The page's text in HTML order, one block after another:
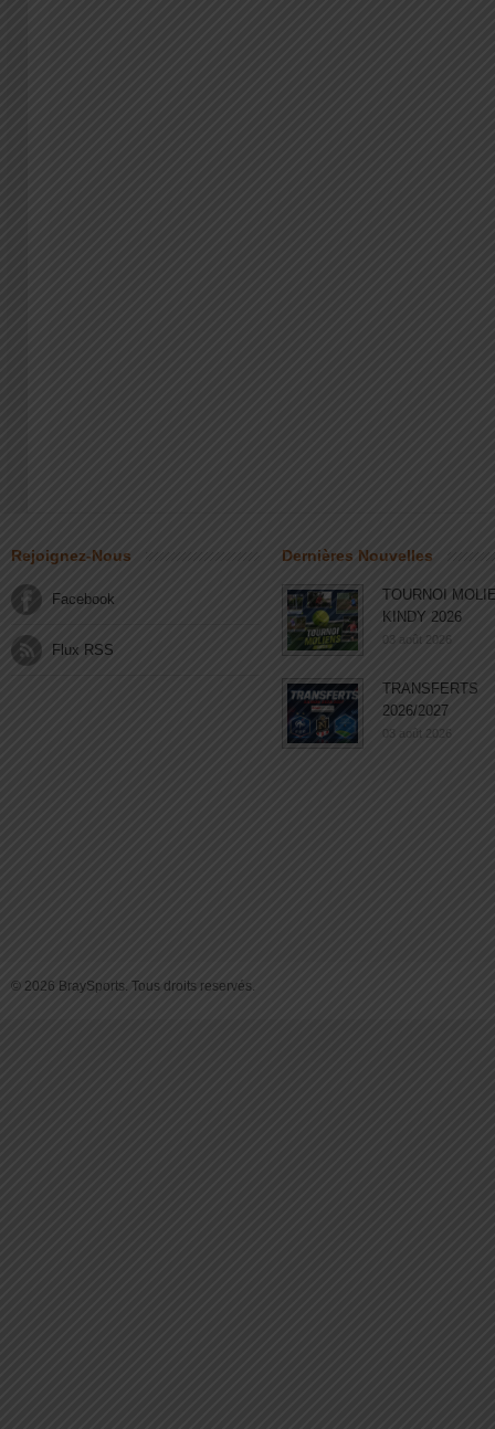
Rejoignez-Nous
Facebook
Flux RSS
Dernières Nouvelles
TOURNOI
KINDY 2026
03 août 2026
TRANSFERTS
2026/2027
03 août 2026
© 2026 BraySports. Tous droits reservés.